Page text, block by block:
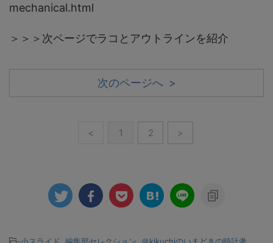
mechanical.html
＞＞＞次ページでラコとアウトラインを紹介
次のページへ >
< 1 2 >